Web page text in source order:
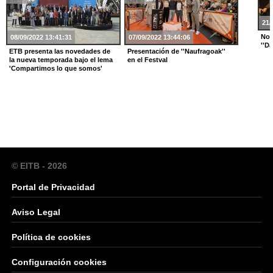
08/09/2022 13:41:31
ETB presenta las novedades de
la nueva temporada bajo el lema
'Compartimos lo que somos'
07/09/2022 13:44:06
Presentación de ''Naufragoak''
en el Festval
21/
© EITB - 2026
Portal de Privacidad
Aviso Legal
Política de cookies
Configuración cookies